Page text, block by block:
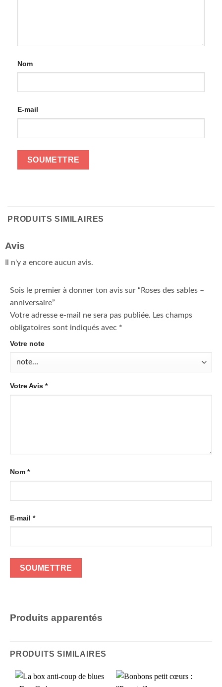
Nom
E-mail
PRODUITS SIMILAIRES
Avis
Il n'y a encore aucun avis.
Sois le premier à donner ton avis sur “Roses des sables –
anniversaire”
Votre adresse e-mail ne sera pas publiée. Les champs
obligatoires sont indiqués avec *
Votre note
Votre Avis *
Nom *
E-mail *
Produits apparentés
PRODUITS SIMILAIRES